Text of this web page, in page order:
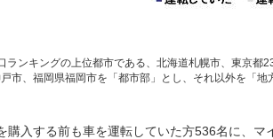
ンキングの上位都市である、北海道札幌市、東京都
市、福岡県福岡市を「都市部」とし、それ以外を「地
購入する前も車を運転していた方536名に、